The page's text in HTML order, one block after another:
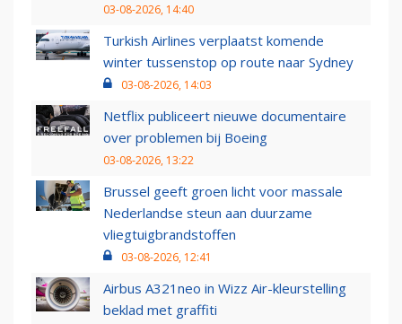
03-08-2026, 14:40
Turkish Airlines verplaatst komende
winter tussenstop op route naar Sydney
03-08-2026, 14:03
Netflix publiceert nieuwe documentaire
over problemen bij Boeing
03-08-2026, 13:22
Brussel geeft groen licht voor massale
Nederlandse steun aan duurzame
vliegtuigbrandstoffen
03-08-2026, 12:41
Airbus A321neo in Wizz Air-kleurstelling
beklad met graffiti